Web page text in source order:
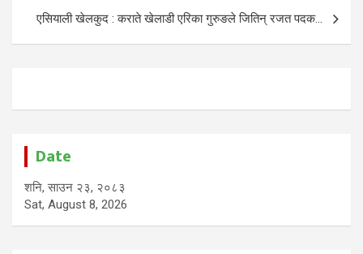
एसियाली खेलकुद : कराते खेलाडी एरिका गुरुङले जितिन् रजत पदक…
Date
शनि, साउन २३, २०८३
Sat, August 8, 2026